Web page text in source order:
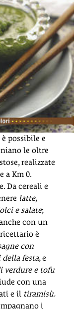
possibile e
le oltre
realizzate
a Km 0.
Da cereali e
latte,
e salate;
con un
è
con
festa, e
verdure e tofu
con una
e il tiramisù.
i